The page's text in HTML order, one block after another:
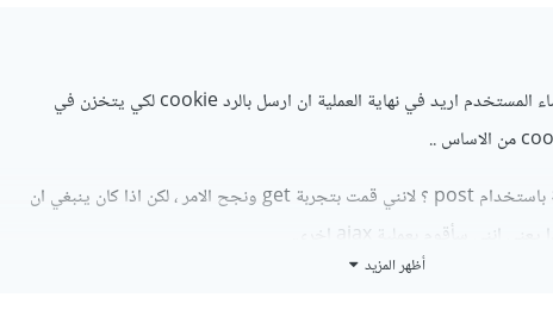
عند ارسالي لطلبية post لكي انشاء المستخدم اريد في نهاية العملية ان ارسل بالرد cookie لكي يتخزن في
هل المشكلة هو انني اقوم بالعملية باستخدام post ؟ لانني قمت بتجربة get ونجح الامر ، لكن اذا كان ينبغي ان
أظهر المزيد